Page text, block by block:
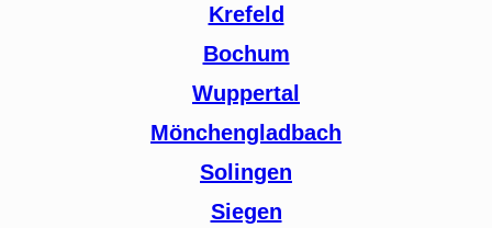
Krefeld
Bochum
Wuppertal
Mönchengladbach
Solingen
Siegen